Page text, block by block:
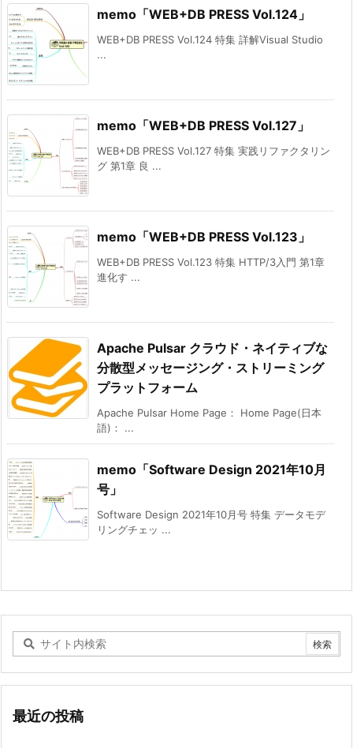
memo「WEB+DB PRESS Vol.124」
WEB+DB PRESS Vol.124 特集 詳解Visual Studio
...
memo「WEB+DB PRESS Vol.127」
WEB+DB PRESS Vol.127 特集 実践リファクタリン
グ 第1章 良 ...
memo「WEB+DB PRESS Vol.123」
WEB+DB PRESS Vol.123 特集 HTTP/3入門 第1章
進化す ...
Apache Pulsar クラウド・ネイティブな
分散型メッセージング・ストリーミング
プラットフォーム
Apache Pulsar Home Page： Home Page(日本
語)： ...
memo「Software Design 2021年10月
号」
Software Design 2021年10月号 特集 データモデ
リングチェッ ...
最近の投稿